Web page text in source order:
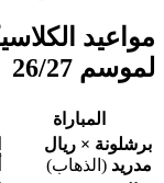
مواعيد
لموسم 26/27
المباراة
برشلونة × ريال
مدريد (الذهاب)